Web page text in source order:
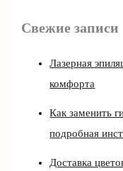
Свежие записи
Лазерная
комфорта
Как заменить
подробная
Доставка